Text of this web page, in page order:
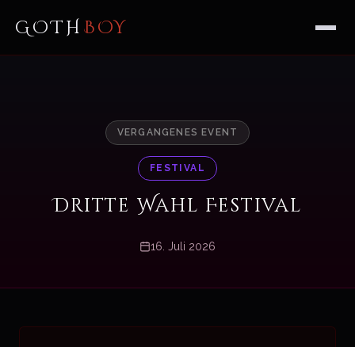
GOTH BOY
VERGANGENES EVENT
FESTIVAL
Dritte Wahl Festival
16. Juli 2026